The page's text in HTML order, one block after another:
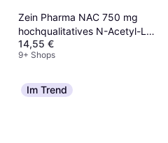
Zein Pharma NAC 750 mg
hochqualitatives N-Acetyl-L-
Cystein Kps 120 120 Stk.
14,55 €
9+ Shops
Im Trend